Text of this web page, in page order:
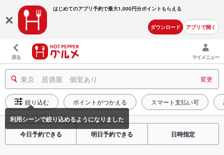
はじめてのアプリ予約で最大1,000円分ポイントもらえる
ダウンロード アプリで開く
戻る マイメニュー
東京 居酒屋 個室あり 変更
絞り込む ポイントがつかえる スマート支払い可
今日予約できる 明日予約できる 日時指定